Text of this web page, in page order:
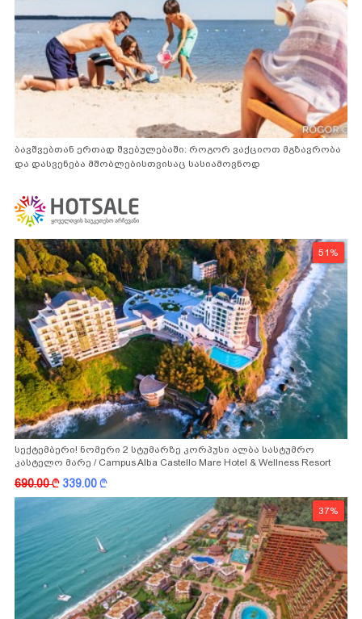
ბავშვებთან ერთად შვებულებაში: როგორ ვაქციოთ მგზავრობა
და დასვენება მშობლებისთვისაც სასიამოვნოდ
51%
სექტემბერი! ნომერი 2 სტუმარზე კორპუსი ალბა სასტუმრო
კასტელო მარე / Campus Alba Castello Mare Hotel & Wellness Resort
690.00k 339.00k
37%